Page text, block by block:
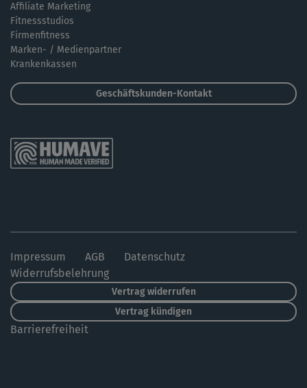
Affiliate Marketing
Fitnessstudios
Firmenfitness
Marken- / Medienpartner
Krankenkassen
Geschäftskunden-Kontakt
Impressum AGB
Datenschutz
Widerrufsbelehrung
Vertrag widerrufen
Vertrag kündigen
Barrierefreiheit